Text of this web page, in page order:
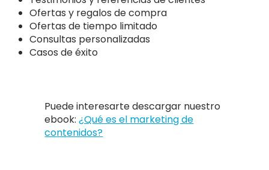
Ofertas y regalos de compra
Ofertas de tiempo limitado
Consultas personalizadas
Casos de éxito
Puede interesarte descargar nuestro
ebook:¿Qué es el marketing de
contenidos?